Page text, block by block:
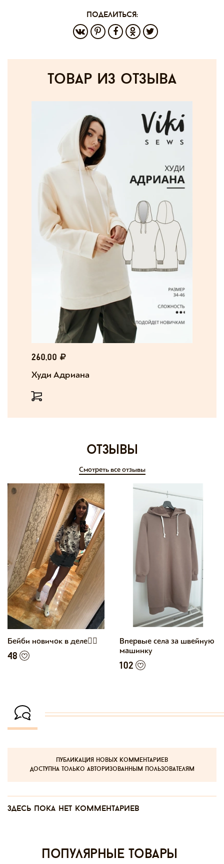
поделиться:
товар из отзыва
260,00
Худи Адриана
отзывы
Смотреть все отзывы
Бейби новичок в деле👍🏼
48
Впервые села за швейную
машинку
102
публикация новых комментариев
доступна только авторизованным пользователям
Здесь пока нет комментариев
Популярные товары